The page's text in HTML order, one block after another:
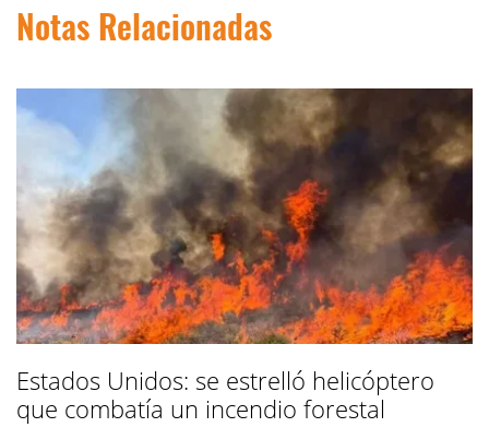
Notas Relacionadas
Estados Unidos: se estrelló helicóptero
que combatía un incendio forestal